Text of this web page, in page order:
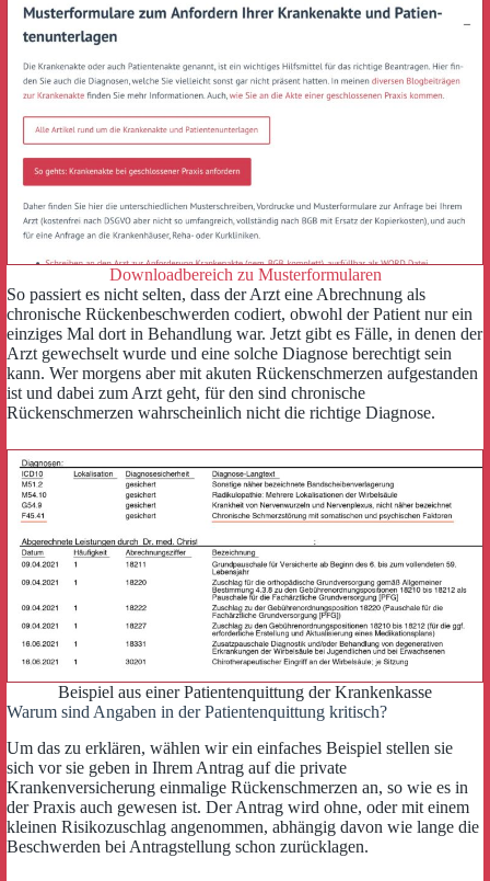
Downloadbereich zu Musterformularen
So passiert es nicht selten, dass der Arzt eine Abrechnung als
chronische Rückenbeschwerden codiert, obwohl der Patient nur ein
einziges Mal dort in Behandlung war. Jetzt gibt es Fälle, in denen der
Arzt gewechselt wurde und eine solche Diagnose berechtigt sein
kann. Wer morgens aber mit akuten Rückenschmerzen aufgestanden
ist und dabei zum Arzt geht, für den sind chronische
Rückenschmerzen wahrscheinlich nicht die richtige Diagnose.
Beispiel aus einer Patientenquittung der Krankenkasse
Warum sind Angaben in der Patientenquittung kritisch?
Um das zu erklären, wählen wir ein einfaches Beispiel stellen sie
sich vor sie geben in Ihrem Antrag auf die private
Krankenversicherung einmalige Rückenschmerzen an, so wie es in
der Praxis auch gewesen ist. Der Antrag wird ohne, oder mit einem
kleinen Risikozuschlag angenommen, abhängig davon wie lange die
Beschwerden bei Antragstellung schon zurücklagen.